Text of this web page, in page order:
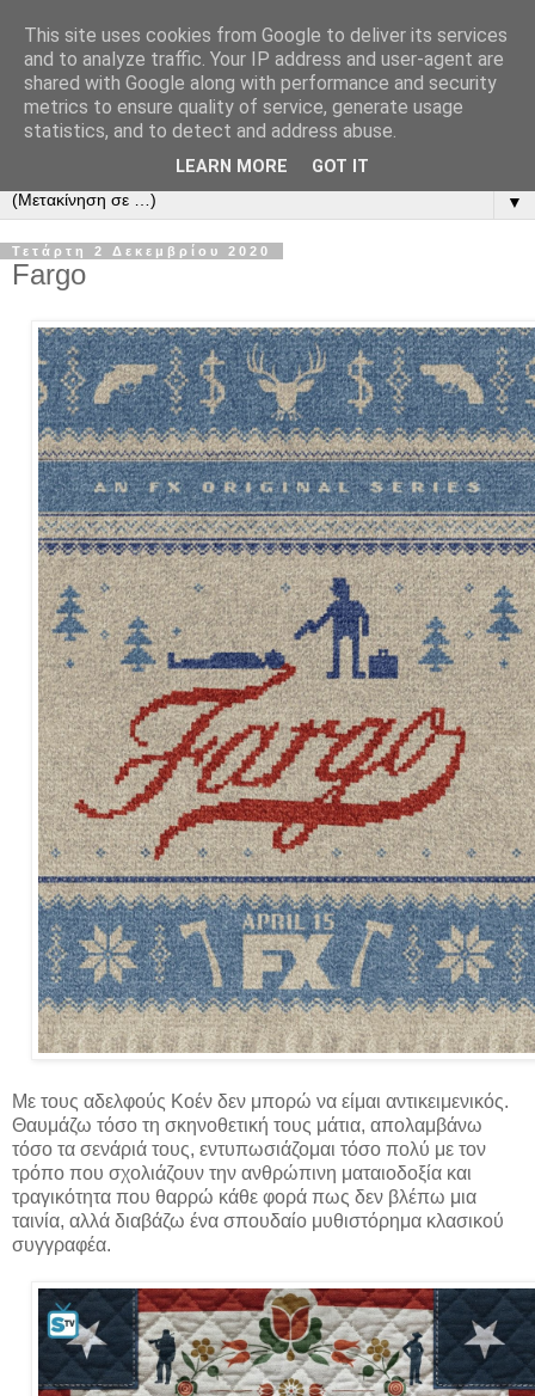
▼
Τετάρτη 2 Δεκεμβρίου 2020
Fargo
Με τους αδελφούς Κοέν δεν μπορώ να είμαι αντικειμενικός.
Θαυμάζω τόσο τη σκηνοθετική τους μάτια, απολαμβάνω
τόσο τα σενάριά τους, εντυπωσιάζομαι τόσο πολύ με τον
τρόπο που σχολιάζουν την ανθρώπινη ματαιοδοξία και
τραγικότητα που θαρρώ κάθε φορά πως δεν βλέπω μια
ταινία, αλλά διαβάζω ένα σπουδαίο μυθιστόρημα κλασικού
συγγραφέα.
This site uses cookies from Google to deliver its services
and to analyze traffic. Your IP address and user-agent are
shared with Google along with performance and security
metrics to ensure quality of service, generate usage
statistics, and to detect and address abuse.
LEARN MORE GOT IT